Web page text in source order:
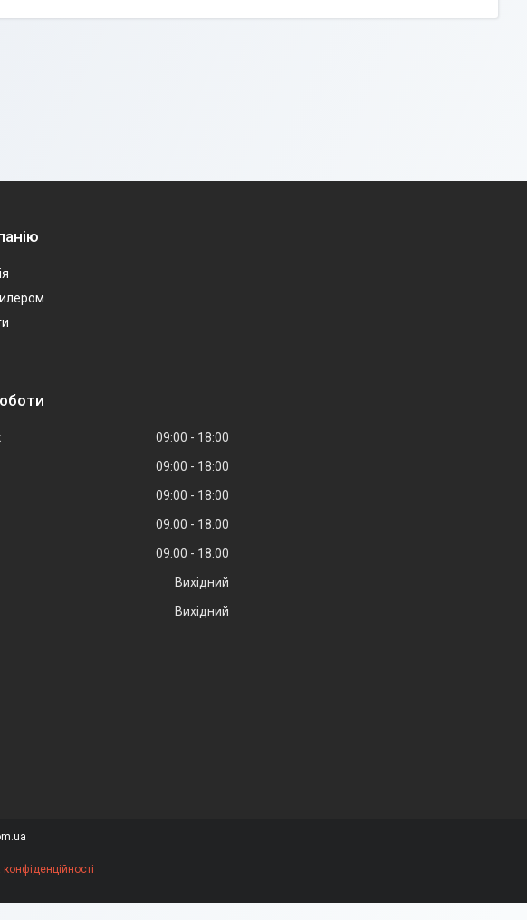
09:00
18:00
09:00
18:00
09:00
18:00
09:00
18:00
09:00
18:00
Вихідний
Вихідний
конфіденційності